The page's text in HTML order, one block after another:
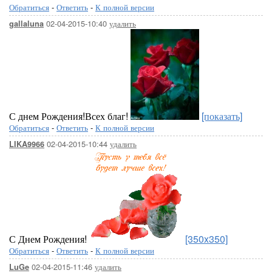
Обратиться - Ответить - К полной версии
gallaluna 02-04-2015-10:40 удалить
С днем Рождения!Всех благ! [показать]
Обратиться - Ответить - К полной версии
LIKA9966 02-04-2015-10:44 удалить
С Днем Рождения! [350x350]
Обратиться - Ответить - К полной версии
LuGe 02-04-2015-11:46 удалить